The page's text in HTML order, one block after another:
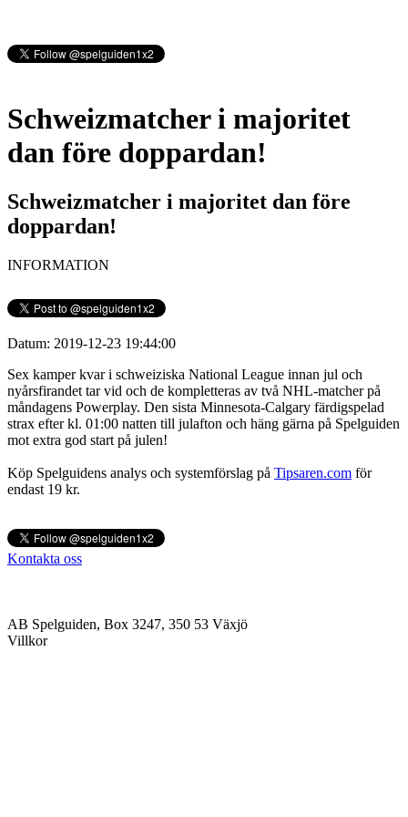
Schweizmatcher i majoritet
dan före doppardan!
Schweizmatcher i majoritet dan före
doppardan!
INFORMATION
Datum: 2019-12-23 19:44:00
Sex kamper kvar i schweiziska National League innan jul och
nyårsfirandet tar vid och de kompletteras av två NHL-matcher på
måndagens Powerplay. Den sista Minnesota-Calgary färdigspelad
strax efter kl. 01:00 natten till julafton och häng gärna på Spelguiden
mot extra god start på julen!
Köp Spelguidens analys och systemförslag på Tipsaren.com för
endast 19 kr.
Kontakta oss
AB Spelguiden, Box 3247, 350 53 Växjö
Villkor